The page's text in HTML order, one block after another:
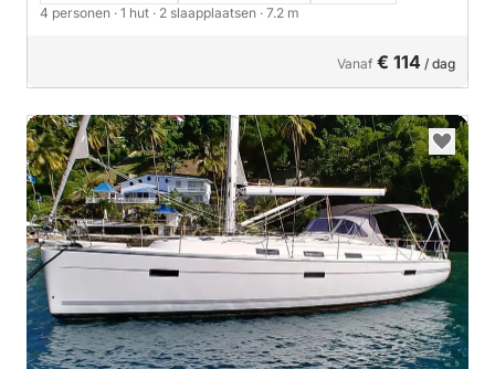
4 personen · 1 hut · 2 slaapplaatsen · 7.2 m
Vanaf € 114 / dag